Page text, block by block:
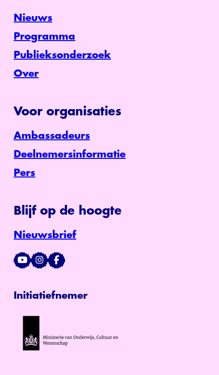
Nieuws
Programma
Publieksonderzoek
Over
Voor organisaties
Ambassadeurs
Deelnemersinformatie
Pers
Blijf op de hoogte
Nieuwsbrief
Initiatiefnemer